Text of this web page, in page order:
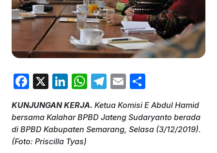
F
c
e
b
X
Li
k
e
dI
W
at
s
T
e
gr
E
ai
l
ar
e
KUNJUNGAN KERJA. Ketua Komisi E Abdul Hamid
bersama Kalahar BPBD Jateng Sudaryanto berada
di BPBD Kabupaten Semarang, Selasa (3/12/2019).
(Foto: Priscilla Tyas)